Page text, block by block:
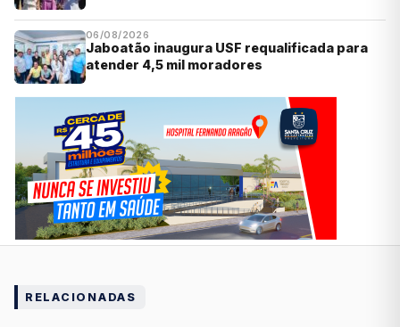
06/08/2026
Jaboatão inaugura USF requalificada para
atender 4,5 mil moradores
RELACIONADAS